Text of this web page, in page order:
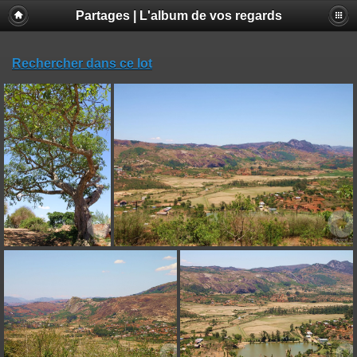
Partages | L'album de vos regards
Rechercher dans ce lot